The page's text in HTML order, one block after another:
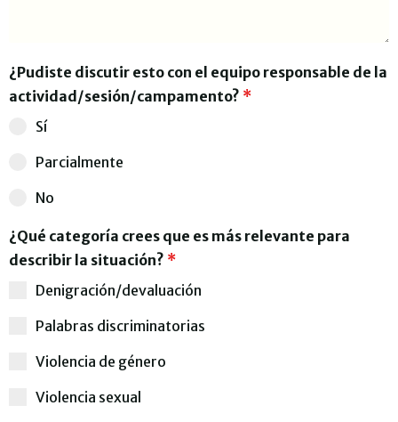
¿Pudiste discutir esto con el equipo responsable de la
actividad/sesión/campamento? *
Sí
Parcialmente
No
¿Qué categoría crees que es más relevante para
describir la situación? *
Denigración/devaluación
Palabras discriminatorias
Violencia de género
Violencia sexual